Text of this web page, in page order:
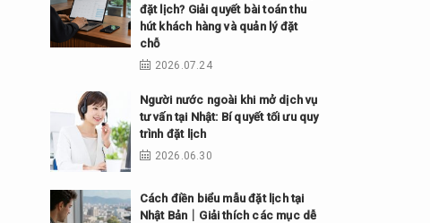
đặt lịch? Giải quyết bài toán thu
hút khách hàng và quản lý đặt
chỗ
2026.07.24
Người nước ngoài khi mở dịch vụ
tư vấn tại Nhật: Bí quyết tối ưu quy
trình đặt lịch
2026.06.30
Cách điền biểu mẫu đặt lịch tại
Nhật Bản｜Giải thích các mục dễ